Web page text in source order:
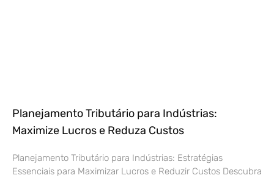
Planejamento Tributário para Indústrias:
Maximize Lucros e Reduza Custos
Planejamento Tributário para Indústrias: Estratégias
Essenciais para Maximizar Lucros e Reduzir Custos Descubra